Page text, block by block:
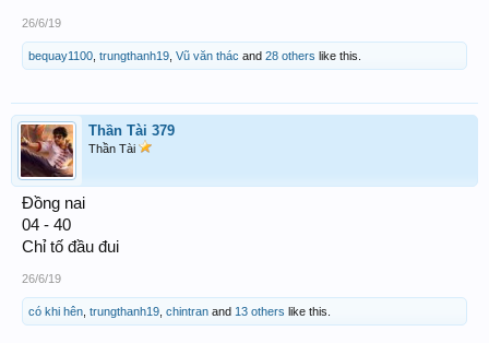
26/6/19
bequay1100 trungthanh19 Vũ văn thác and 28 others like this.
Thần Tài 379
Thần Tài
Đồng nai
04 - 40
Chỉ tố đầu đui
26/6/19
có khi hên trungthanh19 chintran and 13 others like this.